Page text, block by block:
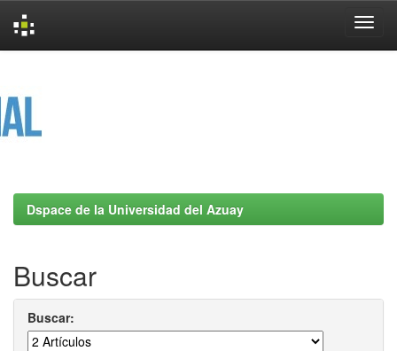
Dspace de la Universidad del Azuay
Buscar
Buscar: